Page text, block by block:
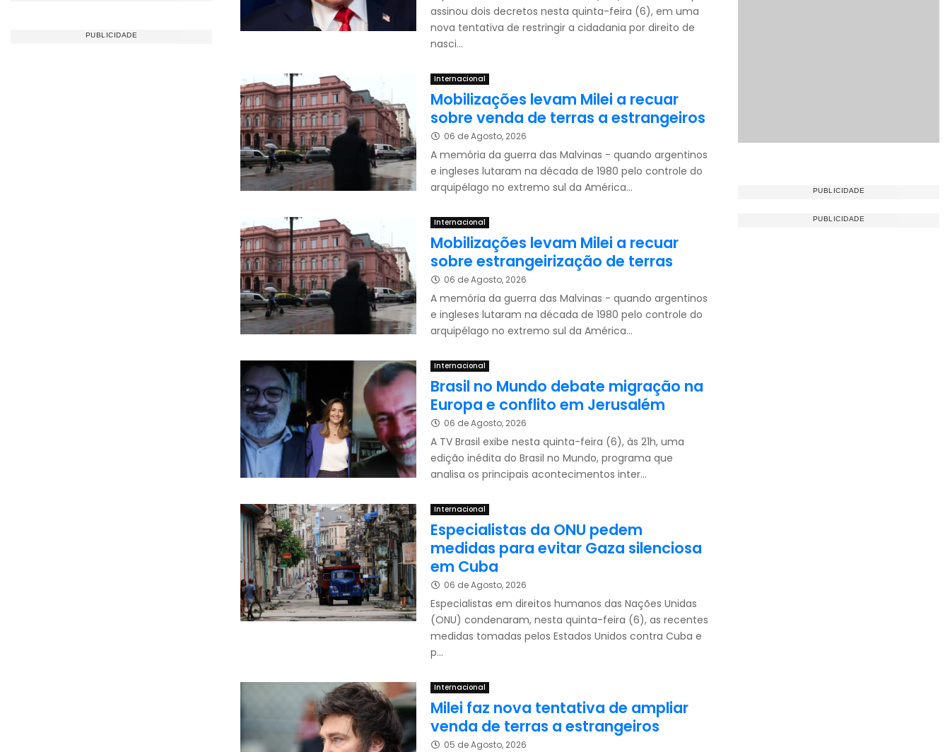
assinou dois decretos nesta quinta-feira (6), em uma
nova tentativa de restringir a cidadania por direito de
nasci...
Internacional
Mobilizações levam Milei a recuar
sobre venda de terras a estrangeiros
06 de Agosto, 2026
A memória da guerra das Malvinas - quando argentinos
e ingleses lutaram na década de 1980 pelo controle do
arquipélago no extremo sul da América...
Internacional
Mobilizações levam Milei a recuar
sobre estrangeirização de terras
06 de Agosto, 2026
A memória da guerra das Malvinas - quando argentinos
e ingleses lutaram na década de 1980 pelo controle do
arquipélago no extremo sul da América...
Internacional
Brasil no Mundo debate migração na
Europa e conflito em Jerusalém
06 de Agosto, 2026
A TV Brasil exibe nesta quinta-feira (6), às 21h, uma
edição inédita do Brasil no Mundo, programa que
analisa os principais acontecimentos inter...
Internacional
Especialistas da ONU pedem
medidas para evitar Gaza silenciosa
em Cuba
06 de Agosto, 2026
Especialistas em direitos humanos das Nações Unidas
(ONU) condenaram, nesta quinta-feira (6), as recentes
medidas tomadas pelos Estados Unidos contra Cuba e
p...
Internacional
Milei faz nova tentativa de ampliar
venda de terras a estrangeiros
05 de Agosto, 2026